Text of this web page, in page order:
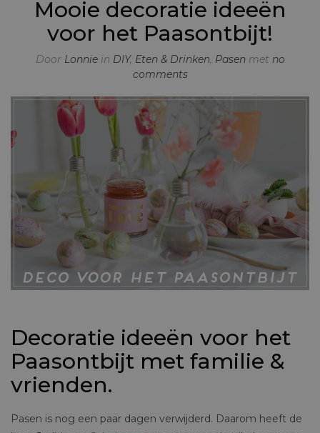
Mooie decoratie ideeën
voor het Paasontbijt!
Door Lonniein DIY, Eten & Drinken, Pasenmet no
comments
Decoratie ideeën voor het
Paasontbijt met familie &
vrienden.
Pasen is nog een paar dagen verwijderd. Daarom heeft de